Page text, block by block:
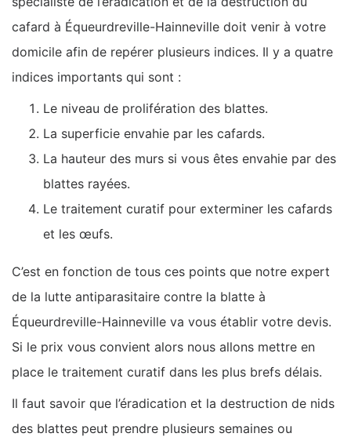
cafard à Équeurdreville-Hainneville doit venir à votre
domicile afin de repérer plusieurs indices. Il y a quatre
indices importants qui sont :
Le niveau de prolifération des blattes.
La superficie envahie par les cafards.
La hauteur des murs si vous êtes envahie par des
blattes rayées.
Le traitement curatif pour exterminer les cafards
et les œufs.
C’est en fonction de tous ces points que notre expert
de la lutte antiparasitaire contre la blatte à
Équeurdreville-Hainneville va vous établir votre devis.
Si le prix vous convient alors nous allons mettre en
place le traitement curatif dans les plus brefs délais.
Il faut savoir que l’éradication et la destruction de nids
des blattes peut prendre plusieurs semaines ou